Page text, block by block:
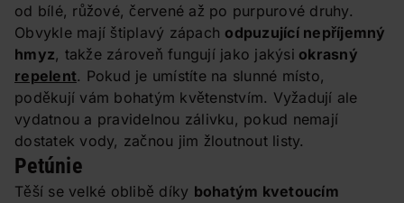
od bílé, růžové, červené až po purpurové druhy.
Obvykle mají štiplavý zápach odpuzující nepříjemný
hmyz, takže zároveň fungují jako jakýsi okrasný
repelent. Pokud je umístíte na slunné místo,
poděkují vám bohatým květenstvím. Vyžadují ale
vydatnou a pravidelnou zálivku, pokud nemají
dostatek vody, začnou jim žloutnout listy.
Petúnie
Těší se velké oblibě díky bohatým kvetoucím